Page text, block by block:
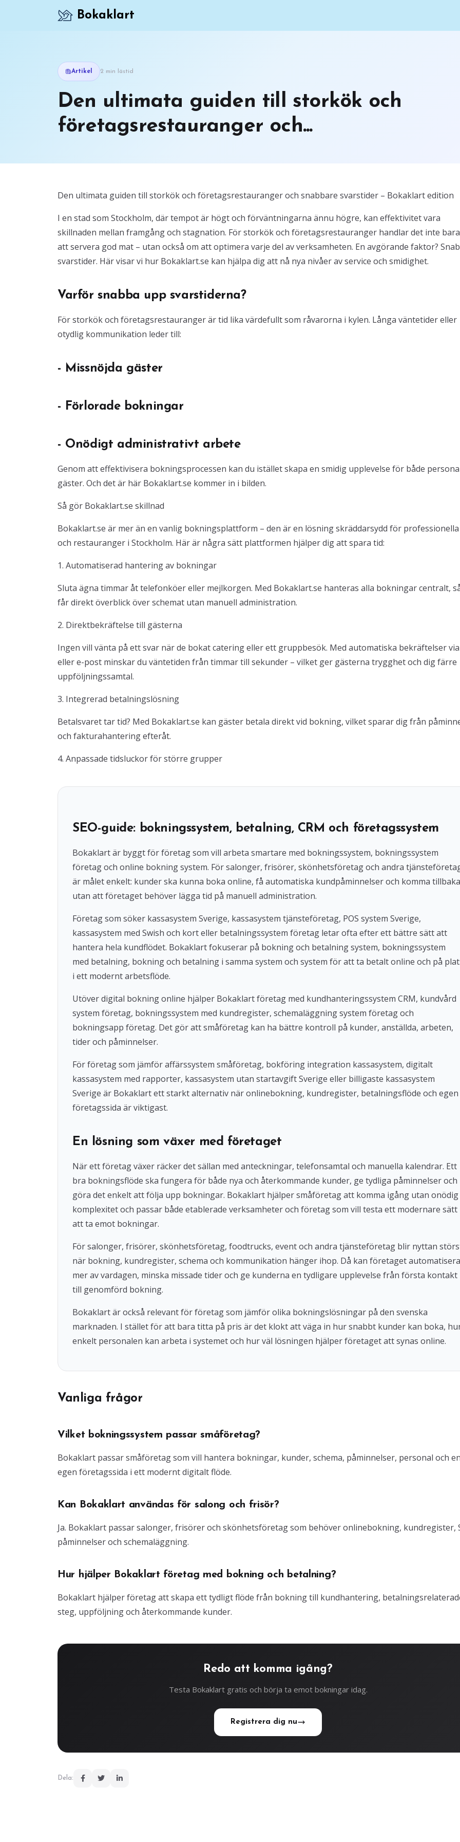
Bokaklart
Artikel 2 min lästid
Den ultimata guiden till storkök och
företagsrestauranger och...
Den ultimata guiden till storkök och företagsrestauranger och snabbare svarstider – Bokaklart edition
I en stad som Stockholm, där tempot är högt och förväntningarna ännu högre, kan effektivitet vara
skillnaden mellan framgång och stagnation. För storkök och företagsrestauranger handlar det inte
att servera god mat – utan också om att optimera varje del av verksamheten. En avgörande faktor?
svarstider. Här visar vi hur Bokaklart.se kan hjälpa dig att nå nya nivåer av service och smidighet.
Varför snabba upp svarstiderna?
För storkök och företagsrestauranger är tid lika värdefullt som råvarorna i kylen. Långa väntetider eller
otydlig kommunikation leder till:
- Missnöjda gäster
- Förlorade bokningar
- Onödigt administrativt arbete
Genom att effektivisera bokningsprocessen kan du istället skapa en smidig upplevelse för både
gäster. Och det är här Bokaklart.se kommer in i bilden.
Så gör Bokaklart.se skillnad
Bokaklart.se är mer än en vanlig bokningsplattform – den är en lösning skräddarsydd för
och restauranger i Stockholm. Här är några sätt plattformen hjälper dig att spara tid:
1. Automatiserad hantering av bokningar
Sluta ägna timmar åt telefonköer eller mejlkorgen. Med Bokaklart.se hanteras alla bokningar centralt,
får direkt överblick över schemat utan manuell administration.
2. Direktbekräftelse till gästerna
Ingen vill vänta på ett svar när de bokat catering eller ett gruppbesök. Med automatiska bekräftelser via
eller e-post minskar du väntetiden från timmar till sekunder – vilket ger gästerna trygghet och dig färre
uppföljningssamtal.
3. Integrerad betalningslösning
Betalsvaret tar tid? Med Bokaklart.se kan gäster betala direkt vid bokning, vilket sparar dig från
och fakturahantering efteråt.
4. Anpassade tidsluckor för större grupper
SEO-guide: bokningssystem, betalning, CRM och företagssystem
Bokaklart är byggt för företag som vill arbeta smartare med bokningssystem, bokningssystem
företag och online bokning system. För salonger, frisörer, skönhetsföretag och andra
är målet enkelt: kunder ska kunna boka online, få automatiska kundpåminnelser och komma tillbaka
utan att företaget behöver lägga tid på manuell administration.
Företag som söker kassasystem Sverige, kassasystem tjänsteföretag, POS system Sverige,
kassasystem med Swish och kort eller betalningssystem företag letar ofta efter ett bättre sätt att
hantera hela kundflödet. Bokaklart fokuserar på bokning och betalning system, bokningssystem
med betalning, bokning och betalning i samma system och system för att ta betalt online och på
i ett modernt arbetsflöde.
Utöver digital bokning online hjälper Bokaklart företag med kundhanteringssystem CRM, kundvård
system företag, bokningssystem med kundregister, schemaläggning system företag och
bokningsapp företag. Det gör att småföretag kan ha bättre kontroll på kunder, anställda, arbeten,
tider och påminnelser.
För företag som jämför affärssystem småföretag, bokföring integration kassasystem, digitalt
kassasystem med rapporter, kassasystem utan startavgift Sverige eller billigaste kassasystem
Sverige är Bokaklart ett starkt alternativ när onlinebokning, kundregister, betalningsflöde och egen
företagssida är viktigast.
En lösning som växer med företaget
När ett företag växer räcker det sällan med anteckningar, telefonsamtal och manuella kalendrar. Ett
bra bokningsflöde ska fungera för både nya och återkommande kunder, ge tydliga påminnelser och
göra det enkelt att följa upp bokningar. Bokaklart hjälper småföretag att komma igång utan onödig
komplexitet och passar både etablerade verksamheter och företag som vill testa ett modernare sätt
att ta emot bokningar.
För salonger, frisörer, skönhetsföretag, foodtrucks, event och andra tjänsteföretag blir nyttan
när bokning, kundregister, schema och kommunikation hänger ihop. Då kan företaget automatisera
mer av vardagen, minska missade tider och ge kunderna en tydligare upplevelse från första kontakt
till genomförd bokning.
Bokaklart är också relevant för företag som jämför olika bokningslösningar på den svenska
marknaden. I stället för att bara titta på pris är det klokt att väga in hur snabbt kunder kan boka,
enkelt personalen kan arbeta i systemet och hur väl lösningen hjälper företaget att synas online.
Vanliga frågor
Vilket bokningssystem passar småföretag?
Bokaklart passar småföretag som vill hantera bokningar, kunder, schema, påminnelser, personal och
egen företagssida i ett modernt digitalt flöde.
Kan Bokaklart användas för salong och frisör?
Ja. Bokaklart passar salonger, frisörer och skönhetsföretag som behöver onlinebokning, kundregister,
påminnelser och schemaläggning.
Hur hjälper Bokaklart företag med bokning och betalning?
Bokaklart hjälper företag att skapa ett tydligt flöde från bokning till kundhantering,
steg, uppföljning och återkommande kunder.
Redo att komma igång?
Testa Bokaklart gratis och börja ta emot bokningar idag.
Registrera dig nu
Dela: